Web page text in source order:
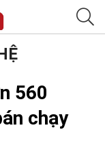
560
chạy